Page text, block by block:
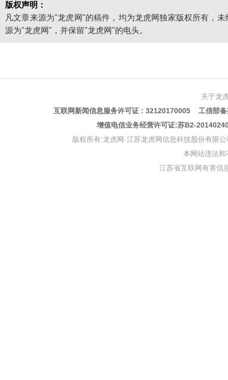
版权声明：
凡文章来源为"龙虎网"的稿件，均为龙虎网独家版权所有，
源为"龙虎网"，并保留"龙虎网"的电头。
关于龙
互联网新闻信息服务许可证 : 32120170005 工信部
增值电信业务经营许可证:苏B2-
版权所有:龙虎网·江苏龙虎网信息科技股份有限
本网站违法
江苏省互联网有害